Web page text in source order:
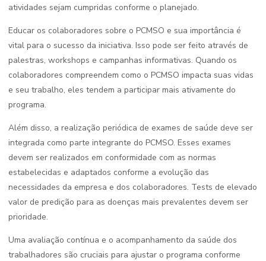
atividades sejam cumpridas conforme o planejado.
Educar os colaboradores sobre o PCMSO e sua importância é
vital para o sucesso da iniciativa. Isso pode ser feito através de
palestras, workshops e campanhas informativas. Quando os
colaboradores compreendem como o PCMSO impacta suas vidas
e seu trabalho, eles tendem a participar mais ativamente do
programa.
Além disso, a realização periódica de exames de saúde deve ser
integrada como parte integrante do PCMSO. Esses exames
devem ser realizados em conformidade com as normas
estabelecidas e adaptados conforme a evolução das
necessidades da empresa e dos colaboradores. Tests de elevado
valor de predição para as doenças mais prevalentes devem ser
prioridade.
Uma avaliação contínua e o acompanhamento da saúde dos
trabalhadores são cruciais para ajustar o programa conforme